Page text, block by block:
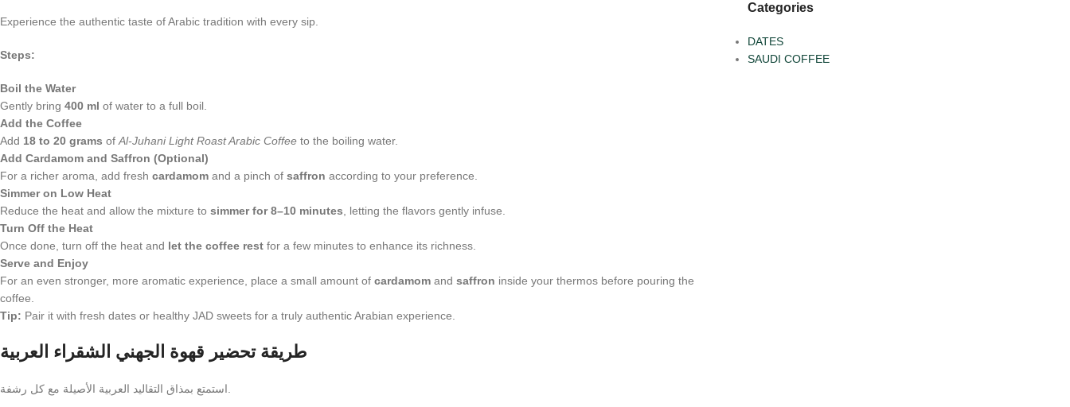
Experience the authentic taste of Arabic tradition with every sip.
Steps:
Boil the Water
Gently bring 400 ml of water to a full boil.
Add the Coffee
Add 18 to 20 grams of Al-Juhani Light Roast Arabic Coffee to the boiling water.
Add Cardamom and Saffron (Optional)
For a richer aroma, add fresh cardamom and a pinch of saffron according to your preference.
Simmer on Low Heat
Reduce the heat and allow the mixture to simmer for 8–10 minutes , letting the flavors gently infuse.
Turn Off the Heat
Once done, turn off the heat and let the coffee rest for a few minutes to enhance its richness.
Serve and Enjoy
For an even stronger, more aromatic experience, place a small amount of cardamom and saffron inside your thermos before pouring the
coffee.
Tip: Pair it with fresh dates or healthy JAD sweets for a truly authentic Arabian experience.
طريقة تحضير قهوة الجهني الشقراء العربية
Categories
DATES
SAUDI COFFEE